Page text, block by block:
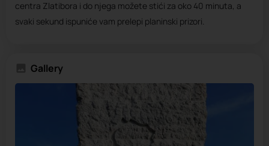
centra Zlatibora i do njega možete stići za oko 40 minuta, a
svaki sekund ispuniće vam prelepi planinski prizori.
Gallery